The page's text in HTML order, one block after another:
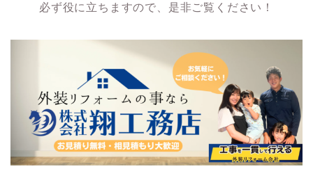
必ず役に立ちますので、是非ご覧ください！